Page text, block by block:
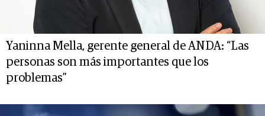
Yaninna Mella, gerente general de ANDA: “Las
personas son más importantes que los
problemas”